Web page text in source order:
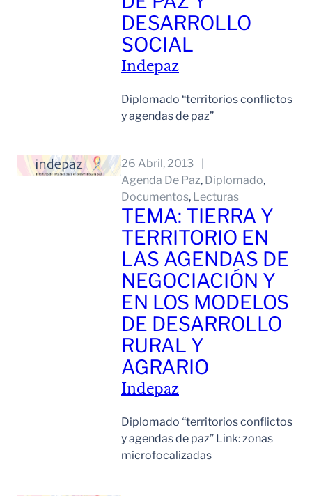
DESARROLLO
SOCIAL
Indepaz
Diplomado “territorios conflictos
y agendas de paz”
26 Abril, 2013
Agenda De Paz, Diplomado
Documentos, Lecturas
TEMA: TIERRA Y
TERRITORIO EN
LAS AGENDAS DE
NEGOCIACIÓN Y
EN LOS MODELOS
DE DESARROLLO
RURAL Y
AGRARIO
Indepaz
Diplomado “territorios conflictos
y agendas de paz” Link: zonas
microfocalizadas